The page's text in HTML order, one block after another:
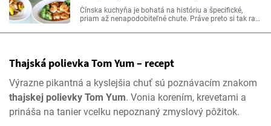
Čínska kuchyňa je bohatá na históriu a špecifické,
priam až nenapodobiteľné chute. Práve preto si tak radi
Netreba však vždy chodiť za dobrým jedlom iba von.
Thajská polievka Tom Yum – recept
Výrazne pikantná a kyslejšia chuť sú poznávacím znakom
thajskej polievky Tom Yum. Vonia korením, krevetami a
prináša na tanier vcelku nepoznaný zmyslový pôžitok.